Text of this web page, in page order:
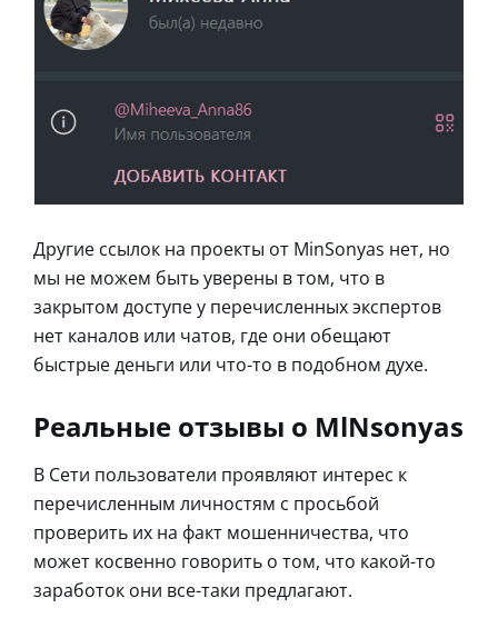
Другие ссылок на проекты от MinSonyas нет, но
мы не можем быть уверены в том, что в
закрытом доступе у перечисленных экспертов
нет каналов или чатов, где они обещают
быстрые деньги или что-то в подобном духе.
Реальные отзывы о MlNsonyas
В Сети пользователи проявляют интерес к
перечисленным личностям с просьбой
проверить их на факт мошенничества, что
может косвенно говорить о том, что какой-то
заработок они все-таки предлагают.